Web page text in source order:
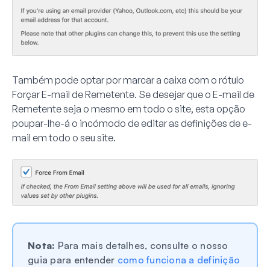
Também pode optar por marcar a caixa com o rótulo
Forçar E-mail de Remetente. Se desejar que o E-mail de
Remetente seja o mesmo em todo o site, esta opção
poupar-lhe-á o incómodo de editar as definições de e-
mail em todo o seu site.
Nota: Para mais detalhes, consulte o nosso
guia para entender como funciona a definição